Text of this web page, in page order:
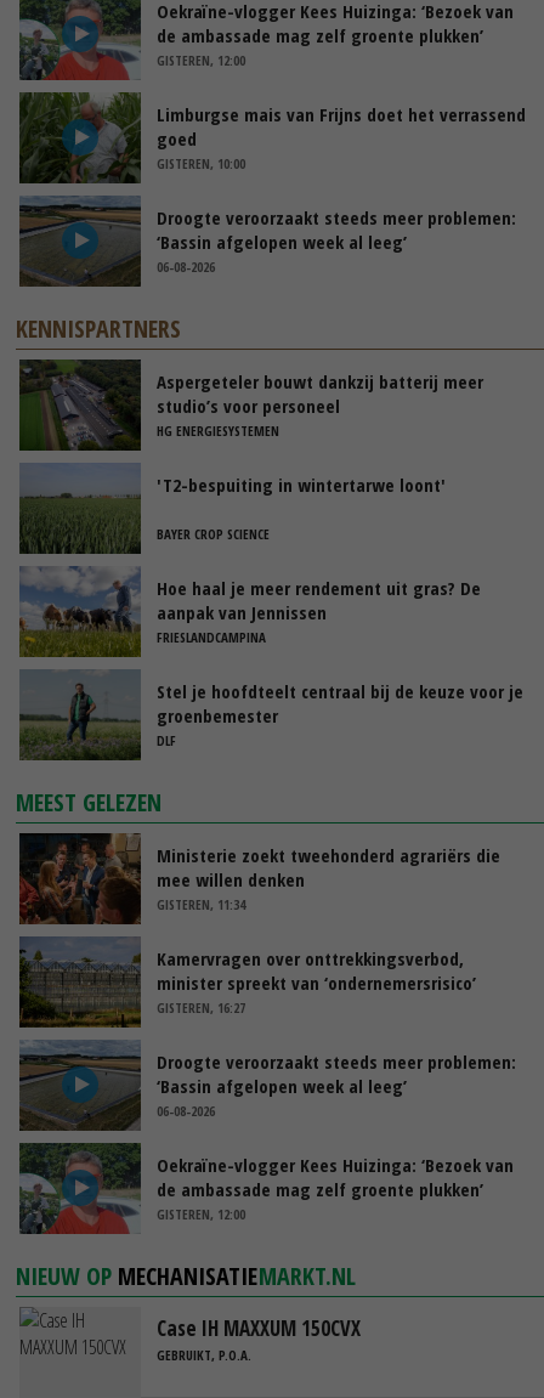
Oekraïne-vlogger Kees Huizinga: ‘Bezoek van
de ambassade mag zelf groente plukken’
GISTEREN, 12:00
Limburgse mais van Frijns doet het verrassend
goed
GISTEREN, 10:00
Droogte veroorzaakt steeds meer problemen:
‘Bassin afgelopen week al leeg’
06-08-2026
KENNISPARTNERS
Aspergeteler bouwt dankzij batterij meer
studio’s voor personeel
HG ENERGIESYSTEMEN
'T2-bespuiting in wintertarwe loont'
BAYER CROP SCIENCE
Hoe haal je meer rendement uit gras? De
aanpak van Jennissen
FRIESLANDCAMPINA
Stel je hoofdteelt centraal bij de keuze voor je
groenbemester
DLF
MEEST GELEZEN
Ministerie zoekt tweehonderd agrariërs die
mee willen denken
GISTEREN, 11:34
Kamervragen over onttrekkingsverbod,
minister spreekt van ‘ondernemersrisico’
GISTEREN, 16:27
Droogte veroorzaakt steeds meer problemen:
‘Bassin afgelopen week al leeg’
06-08-2026
Oekraïne-vlogger Kees Huizinga: ‘Bezoek van
de ambassade mag zelf groente plukken’
GISTEREN, 12:00
NIEUW OP MECHANISATIEMARKT.NL
Case IH MAXXUM 150CVX
GEBRUIKT, P.O.A.